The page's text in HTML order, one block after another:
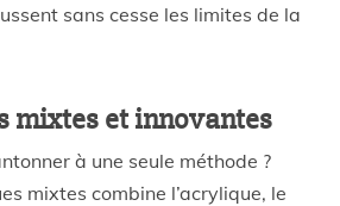
sans cesse les limites de la
mixtes et innovantes
à une seule méthode ?
mixtes combine l’acrylique, le